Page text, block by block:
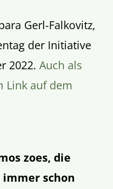
Gerl-Falkovitz,
der Initiative
2022. Auch als
Link auf dem
zoes, die
schon